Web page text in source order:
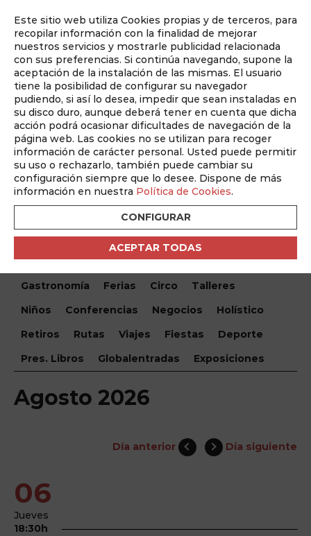
Este sitio web utiliza Cookies propias y de terceros, para
recopilar información con la finalidad de mejorar
nuestros servicios y mostrarle publicidad relacionada
con sus preferencias. Si continúa navegando, supone la
aceptación de la instalación de las mismas. El usuario
tiene la posibilidad de configurar su navegador
pudiendo, si así lo desea, impedir que sean instaladas en
su disco duro, aunque deberá tener en cuenta que dicha
acción podrá ocasionar dificultades de navegación de la
página web. Las cookies no se utilizan para recoger
información de carácter personal. Usted puede permitir
su uso o rechazarlo, también puede cambiar su
configuración siempre que lo desee. Dispone de más
información en nuestra Política de Cookies.
CONFIGURAR
ACEPTAR TODAS
Auditado por
¿Qué hacemos hoy?
Encuentra tu evento
Todos Monólogos Teatro
Festivales
Conciertos
Cine Danza
Musical
Gastronomía
Ferias Circo
Talleres
Niños
Conferencias Negocios
Holístico
Retiros
Rutas Viajes Fiestas
Deporte
Pres. Libros
Globalentradas Exposiciones
Agosto 2026
Día anterior Día siguiente
06
Jueves
18:30h